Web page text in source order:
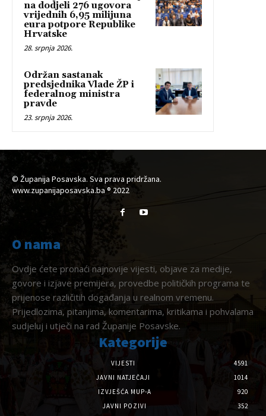
na dodjeli 276 ugovora
vrijednih 6,95 milijuna
eura potpore Republike
Hrvatske
28. srpnja 2026.
Održan sastanak
predsjednika Vlade ŽP i
federalnog ministra
pravde
23. srpnja 2026.
© Županija Posavska. Sva prava pridržana.
www.zupanijaposavska.ba ® 2022
O nama
Ovdje ćete pronaći najnovije vijesti, objave za medije,
govore i izjave premijera, provedbe političkih programa te
prijenose različitih događanja u realnom vremenu.
Prijedlozima, pitanjima, komentarima, kritikama i pohvalama
sudjeluj i utječi na rad Županije Posavske.
Kategorije
VIJESTI
4591
JAVNI NATJEČAJI
1014
IZVJEŠĆA MUP-A
920
JAVNI POZIVI
352